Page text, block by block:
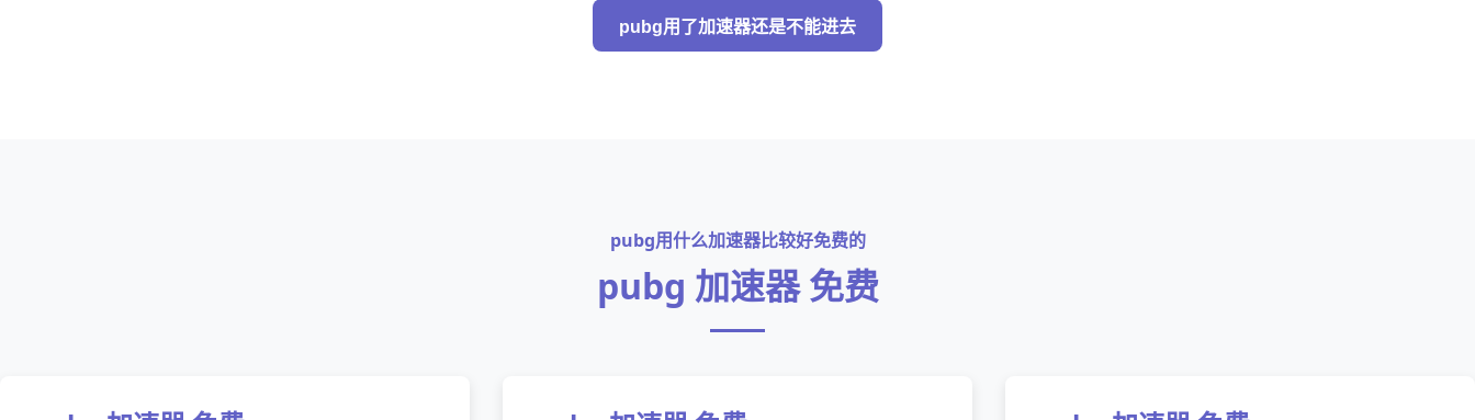
pubg用了加速器还是不能进去
pubg用什么加速器比较好免费的
pubg 加速器 免费